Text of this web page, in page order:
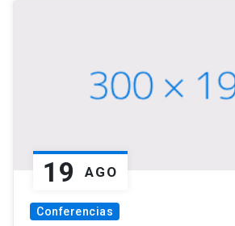
19 AGO
Conferencias